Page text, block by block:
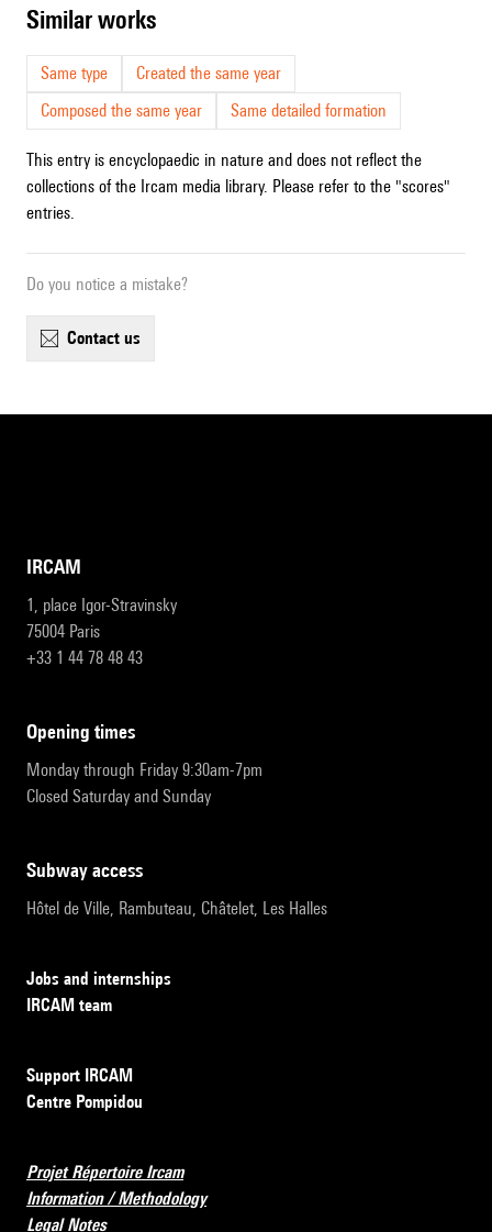
similar works
Same type
Created the same year
Composed the same year
Same detailed formation
This entry is encyclopaedic in nature and does not reflect the
collections of the Ircam media library. Please refer to the "scores"
entries.
Do you notice a mistake?
contact us
IRCAM
1, place Igor-Stravinsky
75004 Paris
+33 1 44 78 48 43
opening times
Monday through Friday 9:30am-7pm
Closed Saturday and Sunday
subway access
Hôtel de Ville, Rambuteau, Châtelet, Les Halles
Jobs and internships
IRCAM team
Support IRCAM
Centre Pompidou
Projet Répertoire Ircam
Information / Methodology
Legal Notes